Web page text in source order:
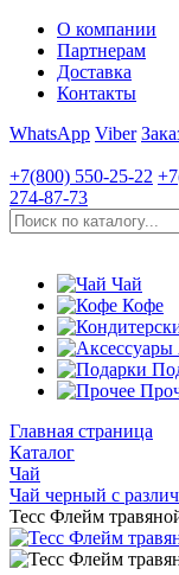
О компании
Партнерам
Доставка
Контакты
WhatsApp Viber
+7(800) 550-25-22
274-87-73
Чай
Кофе
Главная страница
Каталог
Чай
Чай черный с
Тесс Флейм